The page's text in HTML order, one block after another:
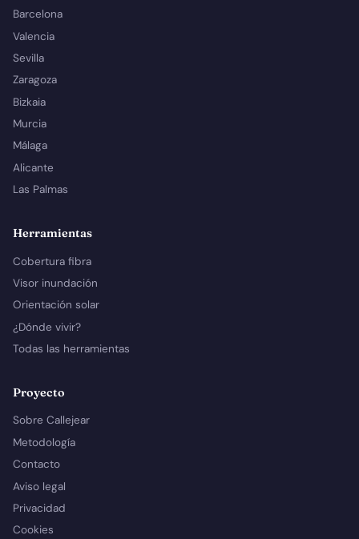
Barcelona
Valencia
Sevilla
Zaragoza
Bizkaia
Murcia
Málaga
Alicante
Las Palmas
Herramientas
Cobertura fibra
Visor inundación
Orientación solar
¿Dónde vivir?
Todas las herramientas
Proyecto
Sobre Callejear
Metodología
Contacto
Aviso legal
Privacidad
Cookies